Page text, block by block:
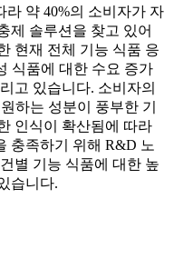
약 40%의 소비자가 자
제 솔루션을 찾고 있어
현재 전체 기능 식품 응
식품에 대한 수요 증가
고 있습니다. 소비자의
하는 성분이 풍부한 기
인식이 확산됨에 따라
충족하기 위해 R&D 노
별 기능 식품에 대한 높
습니다.